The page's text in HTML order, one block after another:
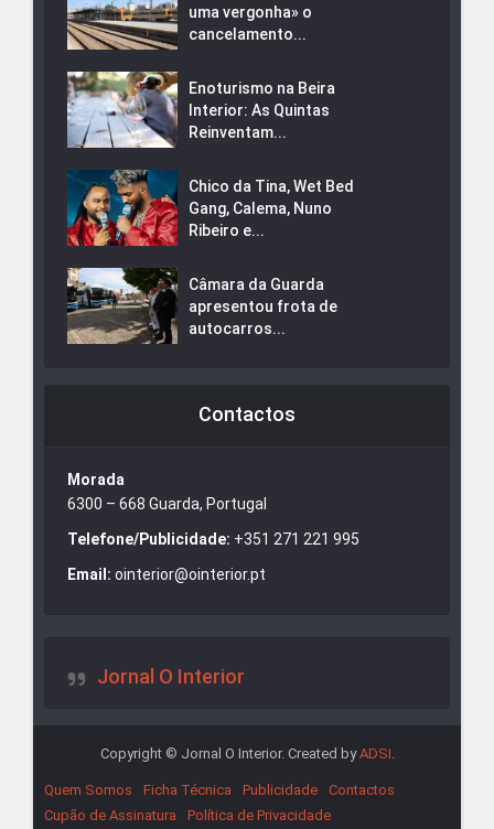
uma vergonha» o
cancelamento...
Enoturismo na Beira
Interior: As Quintas
Reinventam...
Chico da Tina, Wet Bed
Gang, Calema, Nuno
Ribeiro e...
Câmara da Guarda
apresentou frota de
autocarros...
Contactos
Morada
6300 – 668 Guarda, Portugal
Telefone/Publicidade: +351 271 221 995
Email: ointerior@ointerior.pt
Jornal O Interior
Copyright © Jornal O Interior. Created byADSI
Quem Somos Ficha Técnica Publicidade
Contactos
Cupão de Assinatura
Política de Privacidade